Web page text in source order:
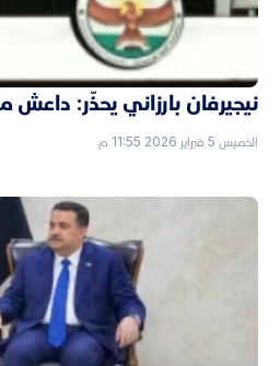
نيجيرفان بارزاني يحذّر: داعش
الخميس 5 فبراير 2026 11:55 م